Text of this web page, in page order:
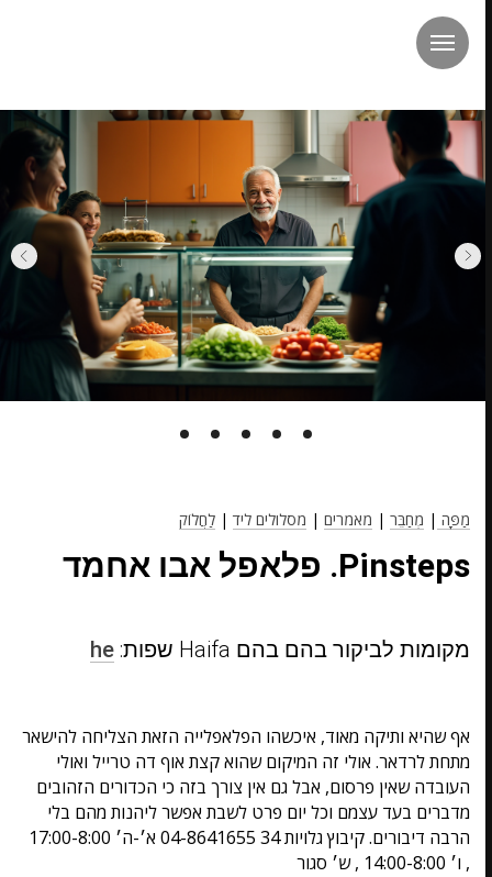
מַפָּה| מְחַבֵּר| מאמרים| מסלולים ליד| לַחֲלוֹק
Pinsteps. פלאפל אבו אחמד
מקומות לביקור בהם בהם Haifa שפות: he
אף שהיא ותיקה מאוד, איכשהו הפלאפלייה הזאת הצליחה להישאר
מתחת לרדאר. אולי זה המיקום שהוא קצת אוף דה טרייל ואולי
העובדה שאין פרסום, אבל גם אין צורך בזה כי הכדורים הזהובים
מדברים בעד עצמם וכל יום פרט לשבת אפשר ליהנות מהם בלי
הרבה דיבורים. קיבוץ גלויות 34 04-8641655 א׳-ה׳ 17:00-8:00
, ו׳ 14:00-8:00 , ש׳ סגור